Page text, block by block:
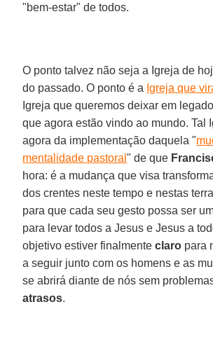
"bem-estar" de todos.
O ponto talvez não seja a Igreja de
do passado. O ponto é a Igreja que
Igreja que queremos deixar em
que agora estão vindo ao mundo. Tal
agora da implementação daquela "
mentalidade pastoral" de que
hora: é a mudança que visa
dos crentes neste tempo e nestas
para que cada seu gesto possa ser
para levar todos a Jesus e Jesus a
objetivo estiver finalmenteclaro para
a seguir junto com os homens e as
se abrirá diante de nós sem
atrasos.